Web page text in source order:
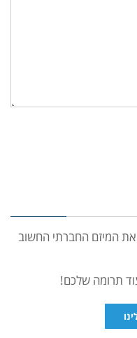
את המיזם החברתי החשוב
תרומה שלכם!